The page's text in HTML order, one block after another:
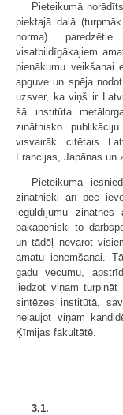
Pieteikumā
piektajā daļā
norma)
visatbildīgākajiem
pienākumu veikšanai
apguve un spēja
uzsver, ka viņš ir
šā institūta
zinātnisko
visvairāk citētais
Francijas, Japānas un
Pieteikuma
zinātnieki arī pēc
ieguldījumu
pakāpeniski to
un tādēļ nevarot
amatu ieņemšanai.
gadu vecumu,
liedzot viņam
sintēzes institūtā,
neļaujot viņam
Ķīmijas fakultātē.
3.1.